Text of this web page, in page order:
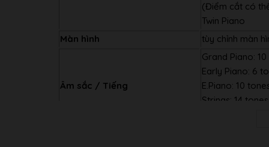
(Điểm cắt có
Twin Piano
Màn hình
tùy chỉnh màn
Âm sắc / Tiếng
Grand Piano:
Early Piano: 6
E.Piano: 10
Strings: 14 tones